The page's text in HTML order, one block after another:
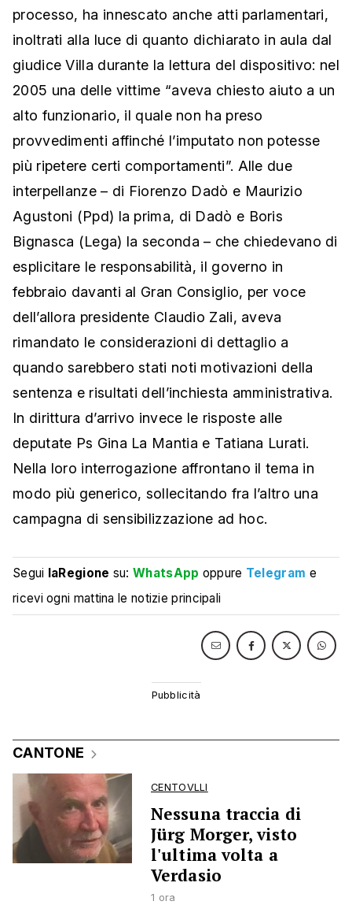
processo, ha innescato anche atti parlamentari,
inoltrati alla luce di quanto dichiarato in aula dal
giudice Villa durante la lettura del dispositivo: nel
2005 una delle vittime “aveva chiesto aiuto a un
alto funzionario, il quale non ha preso
provvedimenti affinché l’imputato non potesse
più ripetere certi comportamenti”. Alle due
interpellanze – di Fiorenzo Dadò e Maurizio
Agustoni (Ppd) la prima, di Dadò e Boris
Bignasca (Lega) la seconda – che chiedevano di
esplicitare le responsabilità, il governo in
febbraio davanti al Gran Consiglio, per voce
dell’allora presidente Claudio Zali, aveva
rimandato le considerazioni di dettaglio a
quando sarebbero stati noti motivazioni della
sentenza e risultati dell’inchiesta amministrativa.
In dirittura d’arrivo invece le risposte alle
deputate Ps Gina La Mantia e Tatiana Lurati.
Nella loro interrogazione affrontano il tema in
modo più generico, sollecitando fra l’altro una
campagna di sensibilizzazione ad hoc.
Segui laRegione su:WhatsApp oppure Telegram e
ricevi ogni mattina le notizie principali
CANTONE
CENTOVLLI
Nessuna traccia di
Jürg Morger, visto
l'ultima volta a
Verdasio
1 ora